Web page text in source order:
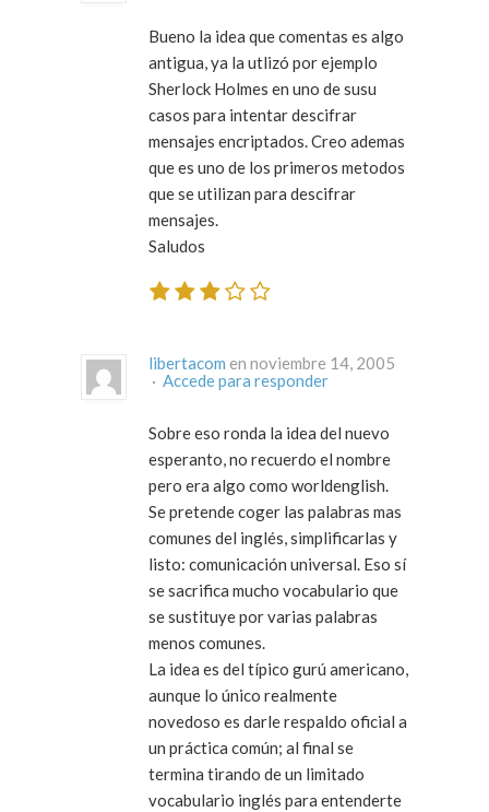
Bueno la idea que comentas es algo
antigua, ya la utlizó por ejemplo
Sherlock Holmes en uno de susu
casos para intentar descifrar
mensajes encriptados. Creo ademas
que es uno de los primeros metodos
que se utilizan para descifrar
mensajes.
Saludos
libertacom en noviembre 14, 2005
· Accede para responder
Sobre eso ronda la idea del nuevo
esperanto, no recuerdo el nombre
pero era algo como worldenglish.
Se pretende coger las palabras mas
comunes del inglés, simplificarlas y
listo: comunicación universal. Eso sí
se sacrifica mucho vocabulario que
se sustituye por varias palabras
menos comunes.
La idea es del típico gurú americano,
aunque lo único realmente
novedoso es darle respaldo oficial a
un práctica común; al final se
termina tirando de un limitado
vocabulario inglés para entenderte